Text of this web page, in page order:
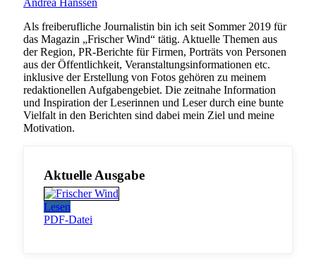
Als freiberufliche Journalistin bin ich seit Sommer 2019 für
das Magazin „Frischer Wind“ tätig. Aktuelle Themen aus
der Region, PR-Berichte für Firmen, Porträts von Personen
aus der Öffentlichkeit, Veranstaltungsinformationen etc.
inklusive der Erstellung von Fotos gehören zu meinem
redaktionellen Aufgabengebiet. Die zeitnahe Information
und Inspiration der Leserinnen und Leser durch eine bunte
Vielfalt in den Berichten sind dabei mein Ziel und meine
Motivation.
Aktuelle Ausgabe
Lesen
PDF-Datei